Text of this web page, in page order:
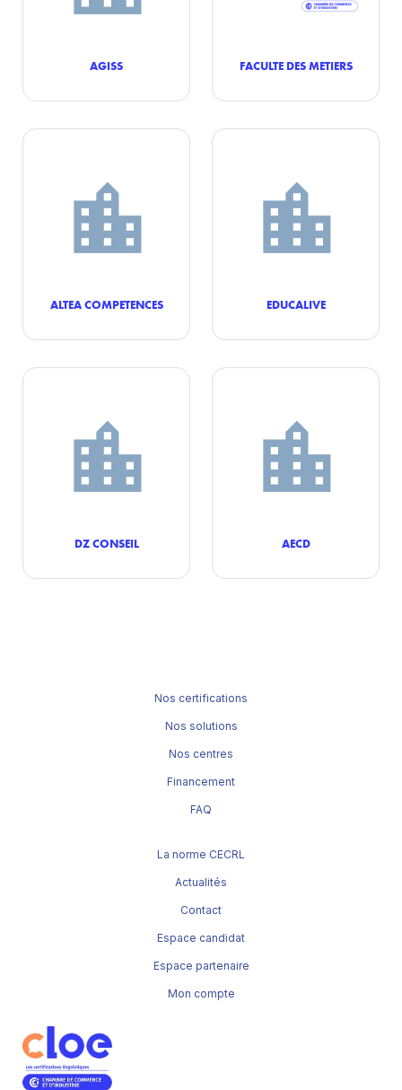
AGISS FACULTE DES METIERS
ALTEA COMPETENCES EDUCALIVE
DZ CONSEIL AECD
Nos certifications
Nos solutions
Nos centres
Financement
FAQ
La norme CECRL
Actualités
Contact
Espace candidat
Espace partenaire
Mon compte